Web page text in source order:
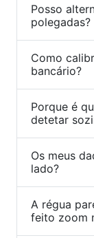
Posso
polegadas?
Como
bancário?
Porque é
detetar
Os meus
lado?
A régua
feito zoom